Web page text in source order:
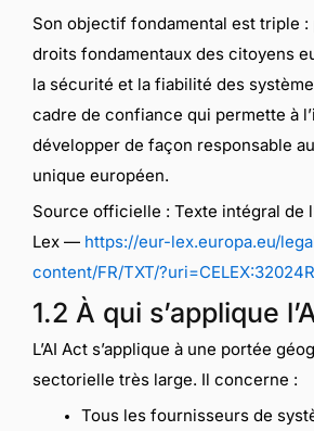
Son objectif fondamental est triple
droits fondamentaux des citoyens
la sécurité et la fiabilité des
cadre de confiance qui permette à
développer de façon responsable
unique européen.
Source officielle : Texte intégral de
Lex — https://eur-lex.europa.eu/
content/FR/TXT/
1.2 À qui s’applique
L’AI Act s’applique à une portée
sectorielle très large. Il concerne :
Tous les fournisseurs de